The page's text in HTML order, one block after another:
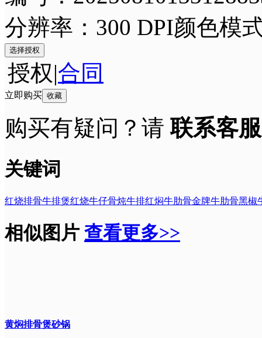
分辨率：300 DPI颜色模
选择授权
授权|合同
立即购买 收藏
购买有疑问？请联系客服
关键词
红烧排骨牛排煲红烧牛仔骨炖牛排红焖牛肋骨金牌牛肋骨黑椒
相似图片 查看更多>>
黄焖排骨煲砂锅